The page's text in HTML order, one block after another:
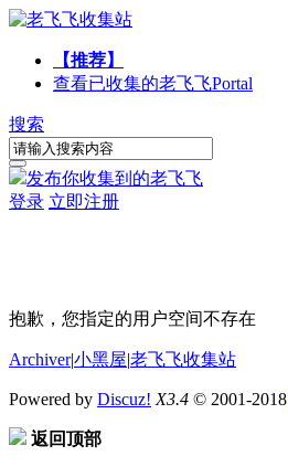
【推荐】
查看已收集的老飞飞Portal
搜索
发布你收集到的老飞飞
登录 立即注册
抱歉，您指定的用户空间不存在
Archiver|小黑屋|老飞飞收集站
Powered by Discuz! X3.4 © 2001-2018
返回顶部